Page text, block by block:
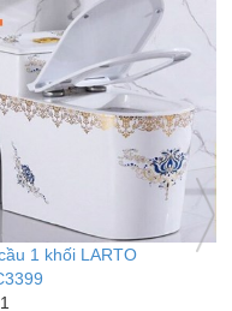
Bàn cầu 1 khối LARTO
LTBC3389
Loại 1